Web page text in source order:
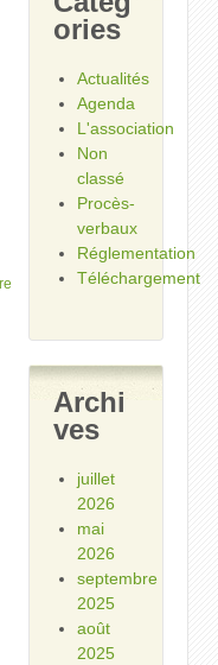
ories
Actualités
Agenda
L'association
Non
classé
Procès-
verbaux
Réglementation
Téléchargement
Archi
ves
juillet
2026
mai
2026
septembre
2025
août
2025